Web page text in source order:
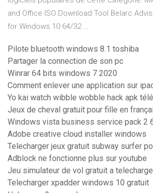
and Office ISO Download Tool Belarc
for Windows 10 64/32 …
Pilote bluetooth windows 8.1 toshiba
Partager la connection de son pc
Winrar 64 bits windows 7 2020
Comment enlever une application sur
Yo kai watch wibble wobble hack apk
Jeux de cheval gratuit pour fille en
Windows vista business service pack 2
Adobe creative cloud installer windows
Telecharger jeux gratuit subway surfer
Adblock ne fonctionne plus sur youtube
Jeu simulateur de vol gratuit a
Telecharger xpadder windows 10 gratuit